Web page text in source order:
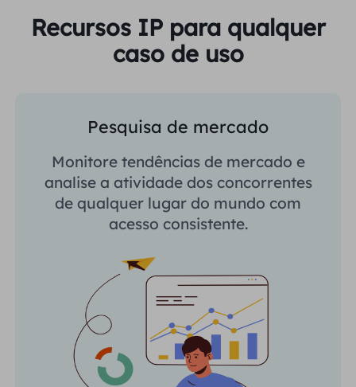
Recursos IP para qualquer
caso de uso
Pesquisa de mercado
Monitore tendências de mercado e
analise a atividade dos concorrentes
de qualquer lugar do mundo com
acesso consistente.